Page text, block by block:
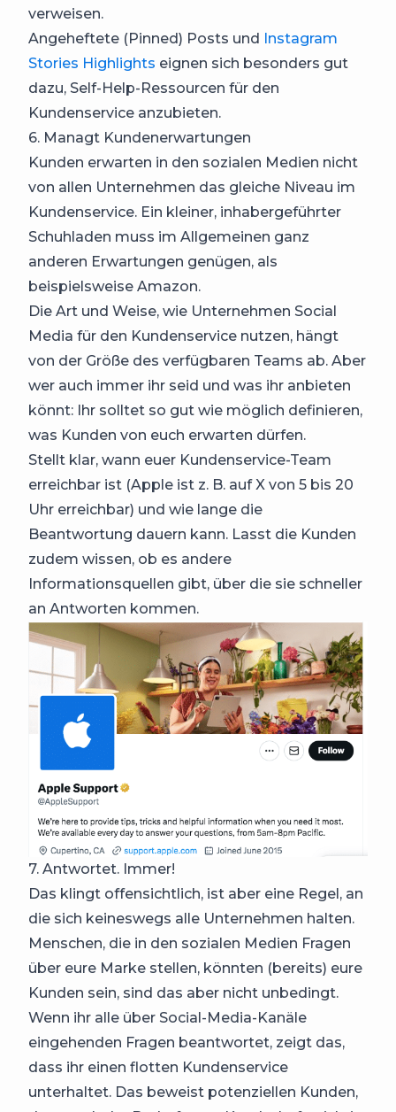
verweisen.
Angeheftete (Pinned) Posts und Instagram
Stories Highlights eignen sich besonders gut
dazu, Self-Help-Ressourcen für den
Kundenservice anzubieten.
6. Managt Kundenerwartungen
Kunden erwarten in den sozialen Medien nicht
von allen Unternehmen das gleiche Niveau im
Kundenservice. Ein kleiner, inhabergeführter
Schuhladen muss im Allgemeinen ganz
anderen Erwartungen genügen, als
beispielsweise Amazon.
Die Art und Weise, wie Unternehmen Social
Media für den Kundenservice nutzen, hängt
von der Größe des verfügbaren Teams ab. Aber
wer auch immer ihr seid und was ihr anbieten
könnt: Ihr solltet so gut wie möglich definieren,
was Kunden von euch erwarten dürfen.
Stellt klar, wann euer Kundenservice-Team
erreichbar ist (Apple ist z. B. auf X von 5 bis 20
Uhr erreichbar) und wie lange die
Beantwortung dauern kann. Lasst die Kunden
zudem wissen, ob es andere
Informationsquellen gibt, über die sie schneller
an Antworten kommen.
7. Antwortet. Immer!
Das klingt offensichtlich, ist aber eine Regel, an
die sich keineswegs alle Unternehmen halten.
Menschen, die in den sozialen Medien Fragen
über eure Marke stellen, könnten (bereits) eure
Kunden sein, sind das aber nicht unbedingt.
Wenn ihr alle über Social-Media-Kanäle
eingehenden Fragen beantwortet, zeigt das,
dass ihr einen flotten Kundenservice
unterhaltet. Das beweist potenziellen Kunden,